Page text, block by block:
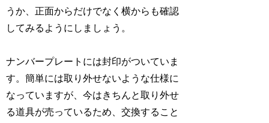
うか、正面からだけでなく横からも確認
してみるようにしましょう。
ナンバープレートには封印がついていま
す。簡単には取り外せないような仕様に
なっていますが、今はきちんと取り外せ
る道具が売っているため、交換すること